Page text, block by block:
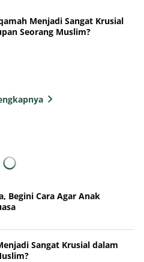
Menjadi Sangat Krusial
Seorang Muslim?
Begini Cara Agar Anak
Sangat Krusial dalam